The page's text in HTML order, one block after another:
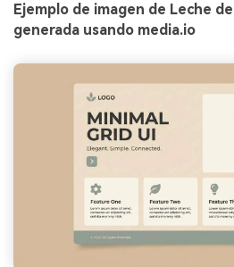
Ejemplo de imagen de Leche
generada usando media.io